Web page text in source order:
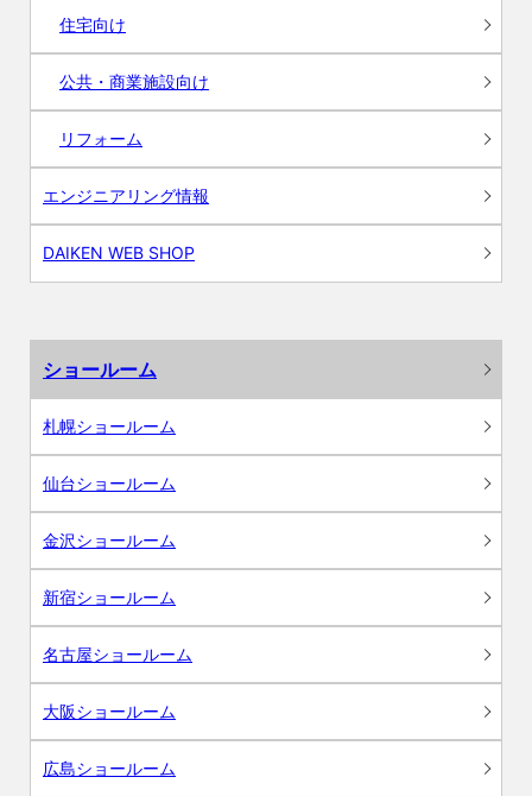
住宅向け
公共・商業施設向け
リフォーム
エンジニアリング情報
DAIKEN WEB SHOP
ショールーム
札幌ショールーム
仙台ショールーム
金沢ショールーム
新宿ショールーム
名古屋ショールーム
大阪ショールーム
広島ショールーム